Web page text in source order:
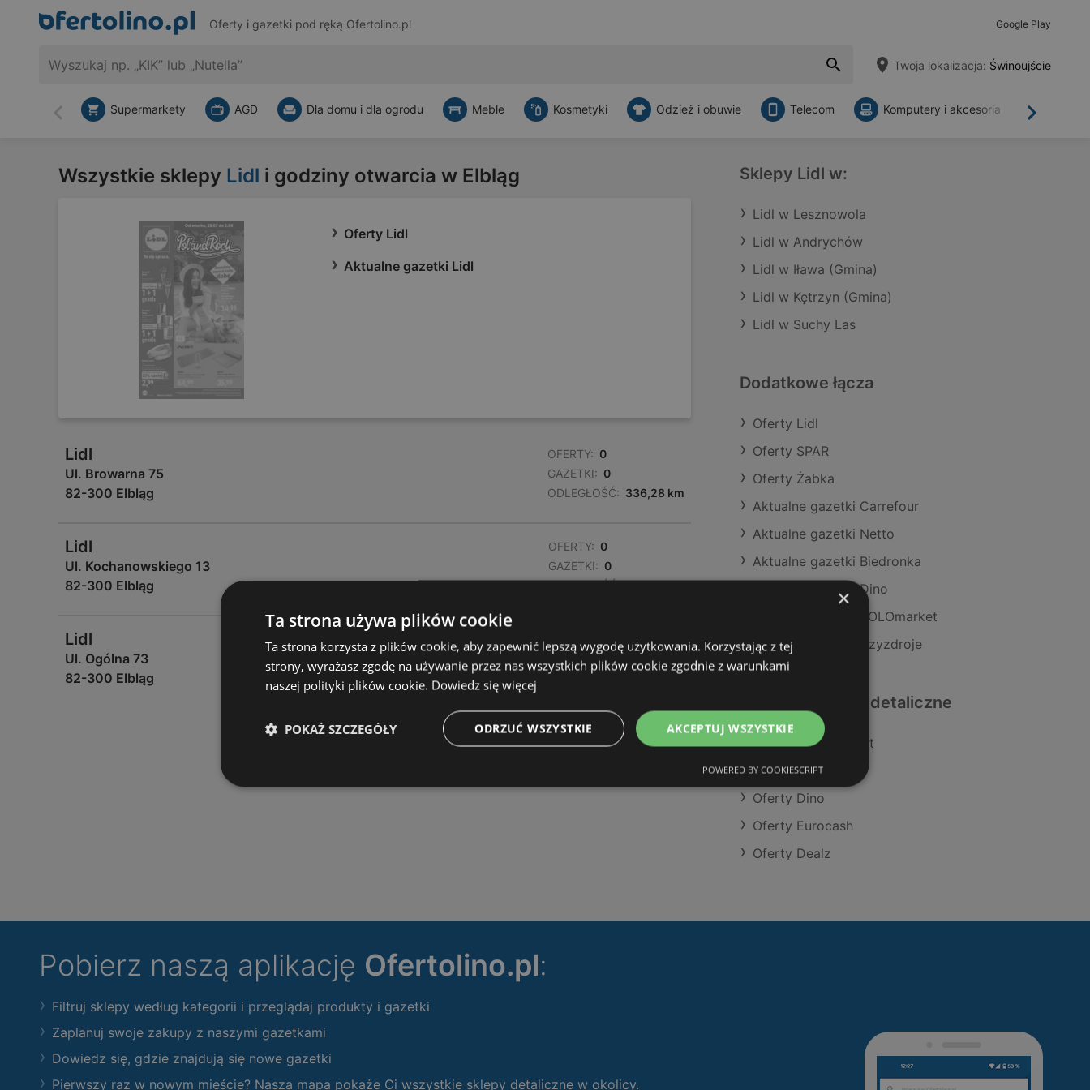
Oferty i gazetki pod ręką Ofertolino.pl Google Play
Twoja lokalizacja: Świnoujście
Wstecz Dalej
Supermarkety AGD Dla domu i dla ogrodu Meble Kosmetyki Odzież i obuwie Telecom Komputery i akcesoria
Wszystkie sklepy Lidl i godziny otwarcia w Elbląg
Oferty Lidl
Aktualne gazetki Lidl
Lidl
Ul. Browarna 75
82-300 Elbląg
OFERTY: 0
GAZETKI: 0
ODLEGŁOŚĆ: 336,28 km
Lidl
Ul. Kochanowskiego 13
82-300 Elbląg
OFERTY: 0
GAZETKI: 0
ODLEGŁOŚĆ: 338,07 km
Lidl
Ul. Ogólna 73
82-300 Elbląg
GAZETKI: 0
ODLEGŁOŚĆ:
338,37 km
Sklepy Lidl w:
Lidl w Lesznowola
Lidl w Andrychów
Lidl w Iława (Gmina)
Lidl w Kętrzyn (Gmina)
Lidl w Suchy Las
Dodatkowe łącza
Oferty Lidl
Oferty SPAR
Oferty Żabka
Aktualne gazetki Carrefour
Aktualne gazetki Netto
Aktualne gazetki Biedronka
Aktualne gazetki Dino
Aktualne gazetki POLOmarket
Sklepy Lidl w Międzyzdroje
Podobne sklepy detaliczne
Oferty POLOmarket
Oferty Kaufland
Oferty Dino
Oferty Eurocash
Oferty Dealz
Pobierz naszą aplikację Ofertolino.pl:
Filtruj sklepy według kategorii i przeglądaj produkty i gazetki
Zaplanuj swoje zakupy z naszymi gazetkami
Dowiedz się, gdzie znajdują się nowe gazetki
Pierwszy raz w nowym mieście? Nasza mapa pokaże Ci wszystkie sklepy detaliczne w okolicy.
×
Ta strona używa plików cookie
Ta strona korzysta z plików cookie, aby zapewnić lepszą wygodę użytkowania. Korzystając z tej
strony, wyrażasz zgodę na używanie przez nas wszystkich plików cookie zgodnie z warunkami
naszej polityki plików cookie. Dowiedz się więcej
AKCEPTUJ WSZYSTKIE
ODRZUĆ WSZYSTKIE
POKAŻ SZCZEGÓŁY
POWERED BY COOKIESCRIPT